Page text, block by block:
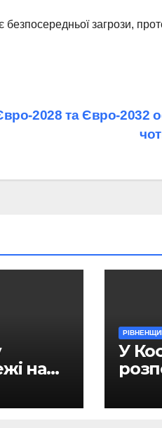
безпосередньої загрози,
2028 та Євро-2032
на
У